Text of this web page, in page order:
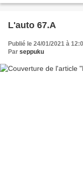
L'auto 67.A
Publié le 24/01/2021 à
Par seppuku